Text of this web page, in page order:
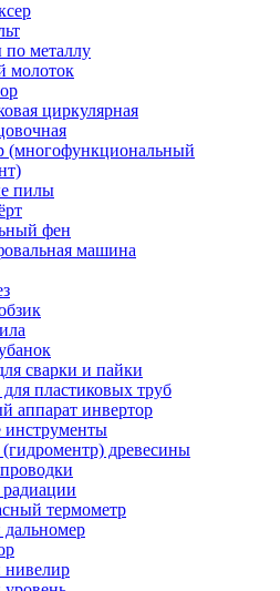
металлу
молоток
циркулярная
(многофункциональный
пилы
фен
машина
сварки и пайки
пластиковых труб
аппарат инвертор
инструменты
древесины
термометр
нивелир